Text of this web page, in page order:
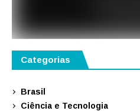
Categorias
Brasil
Ciência e Tecnologia